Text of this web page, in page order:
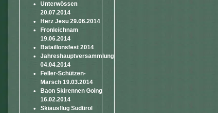
Unterwössen
20.07.2014
Herz Jesu 29.06.2014
Fronleichnam
19.06.2014
Bataillonsfest 2014
Jahreshauptversammlung
04.04.2014
Feller-Schützen-
Marsch 19.03.2014
Baon Skirennen Going
16.02.2014
Skiausflug Südtirol